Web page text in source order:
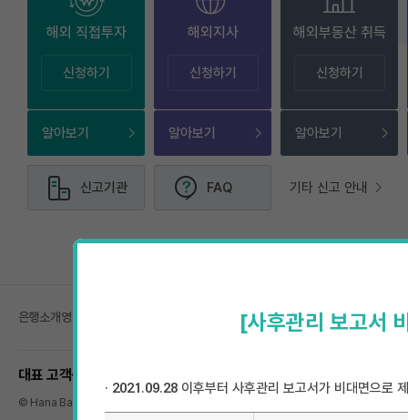
[사후관리 보고서
· 2021.09.28 이후부터 사후관리 보고서가 비대면으로
해외 직접투자
신청하기
알아보기
신고기관
해외지사
신청하기
알아보기
FAQ
해외부동산 취득
신청하기
알아보기
기타 신고 안내
은행소개영업점 찾기 그룹사간 고객정보 제공내역조회퇴직연금
© Hana Bank. All rights reserved.